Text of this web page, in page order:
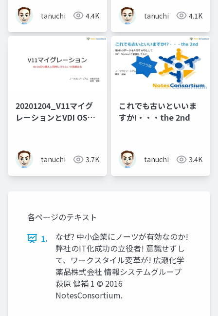
tanuchi 4.4K tanuchi 4.1K
20201204_V11マイグ
レーションとVDI OSの
tanuchi 3.7K
これでも古いといいま
すか!・・・the 2nd
tanuchi 3.4K
各ページのテキスト
1.
なぜ? 中小企業にノーツが有効なのか!
弊社のIT化成功の立役者! 意識せずし
て、ワークスタイル変革が! 広瀬化学
薬品株式会社 情報システムグループ
萩原 健補 1 © 2016
NotesConsortium.